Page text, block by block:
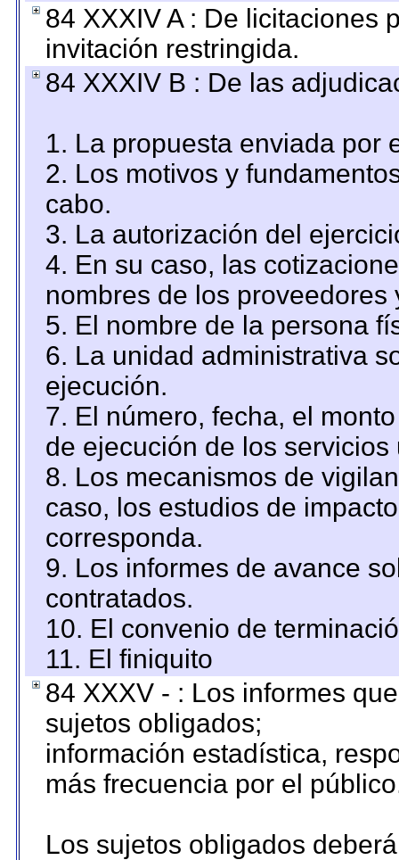
84 XXXIV A : De licitaciones
invitación restringida.
84 XXXIV B : De las
1. La propuesta enviada por
2. Los motivos y
cabo.
3. La autorización del
4. En su caso, las
nombres de los proveedores
5. El nombre de la persona
6. La unidad administrativa
ejecución.
7. El número, fecha, el
de ejecución de los servicios
8. Los mecanismos de
caso, los estudios de
corresponda.
9. Los informes de avance
contratados.
10. El convenio de
11. El finiquito
84 XXXV - : Los informes
sujetos obligados;
información estadística,
más frecuencia por el
Los sujetos obligados